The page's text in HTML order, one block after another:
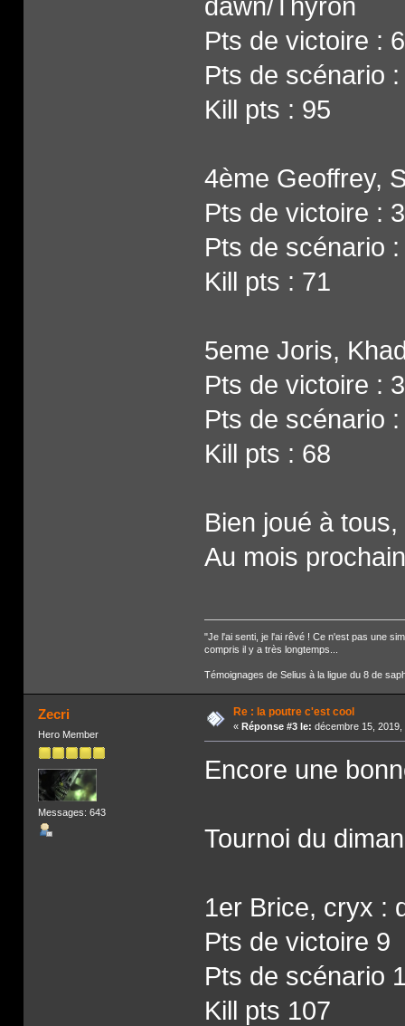
Pts de victoire : 6
Pts de scénario :
Kill pts : 95
4ème Geoffrey,
Pts de victoire : 3
Pts de scénario :
Kill pts : 71
5eme Joris,
Pts de victoire : 3
Pts de scénario :
Kill pts : 68
Bien joué à
Au mois
"Je l'ai senti, je l'ai rêvé ! Ce n'est pas une
compris il y a très longtemps...
Témoignages de Selius à la ligue du 8 de
Zecri
Hero Member
Messages: 643
Re : la poutre c'est cool
« Réponse #3 le: décembre 15, 2019,
Encore une
Tournoi du
1er Brice, cryx :
Pts de victoire 9
Pts de scénario
Kill pts 107